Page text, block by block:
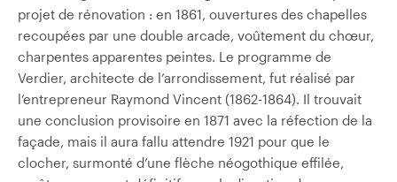
projet de rénovation : en 1861, ouvertures des chapelles
recoupées par une double arcade, voûtement du chœur,
charpentes apparentes peintes. Le programme de
Verdier, architecte de l’arrondissement, fut réalisé par
l’entrepreneur Raymond Vincent (1862-1864). Il trouvait
une conclusion provisoire en 1871 avec la réfection de la
façade, mais il aura fallu attendre 1921 pour que le
clocher, surmonté d’une flèche néogothique effilée,